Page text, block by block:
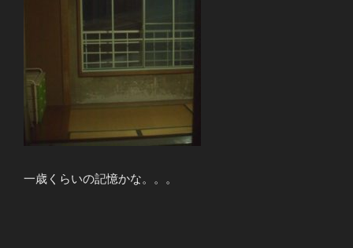
一歳くらいの記憶かな。。。